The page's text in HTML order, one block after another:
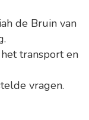
de Bruin van
transport en
vragen.